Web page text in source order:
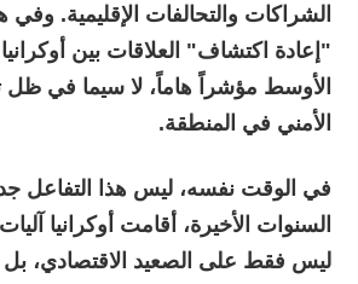
الشراكات والتحالفات الإقليمية. وفي
"إعادة اكتشاف" العلاقات بين
الأوسط مؤشراً هاماً، لا سيما في ظل
الأمني في المنطقة.
في الوقت نفسه، ليس هذا التفاعل
السنوات الأخيرة، أقامت أوكرانيا
ليس فقط على الصعيد الاقتصادي،